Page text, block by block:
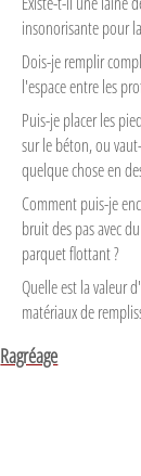
insonorisante pour
Dois-je remplir
l'espace entre les
Puis-je placer les
sur le béton, ou
quelque chose en
Comment puis-je
bruit des pas avec
parquet flottant ?
Quelle est la valeur
matériaux de
Ragréage